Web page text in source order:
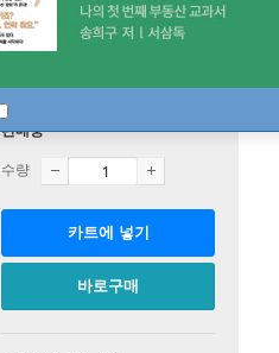
판매중
수량
카트에 넣기
바로구매